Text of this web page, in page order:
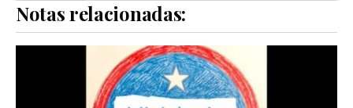
Notas relacionadas: